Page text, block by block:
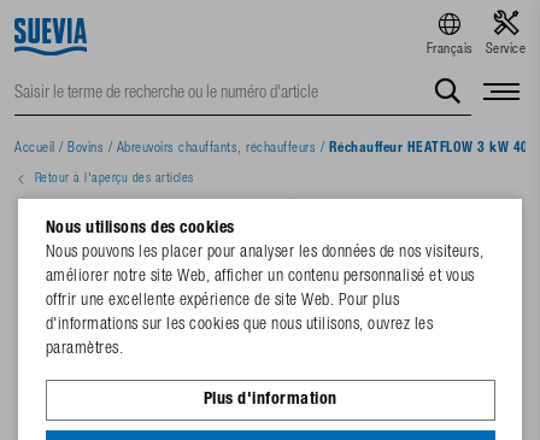
Français Service
Accueil / Bovins / Abreuvoirs chauffants, réchauffeurs / Réchauffeur HEATFLOW 3 kW
Retour à l'aperçu des articles
Nous utilisons des cookies
Nous pouvons les placer pour analyser les données de nos visiteurs,
améliorer notre site Web, afficher un contenu personnalisé et vous
offrir une excellente expérience de site Web. Pour plus
d'informations sur les cookies que nous utilisons, ouvrez les
paramètres.
Plus d'information